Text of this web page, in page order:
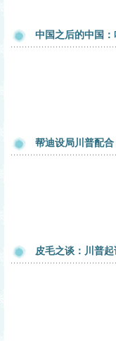
中国之后的中国
帮迪设局川普配
皮毛之谈：川普